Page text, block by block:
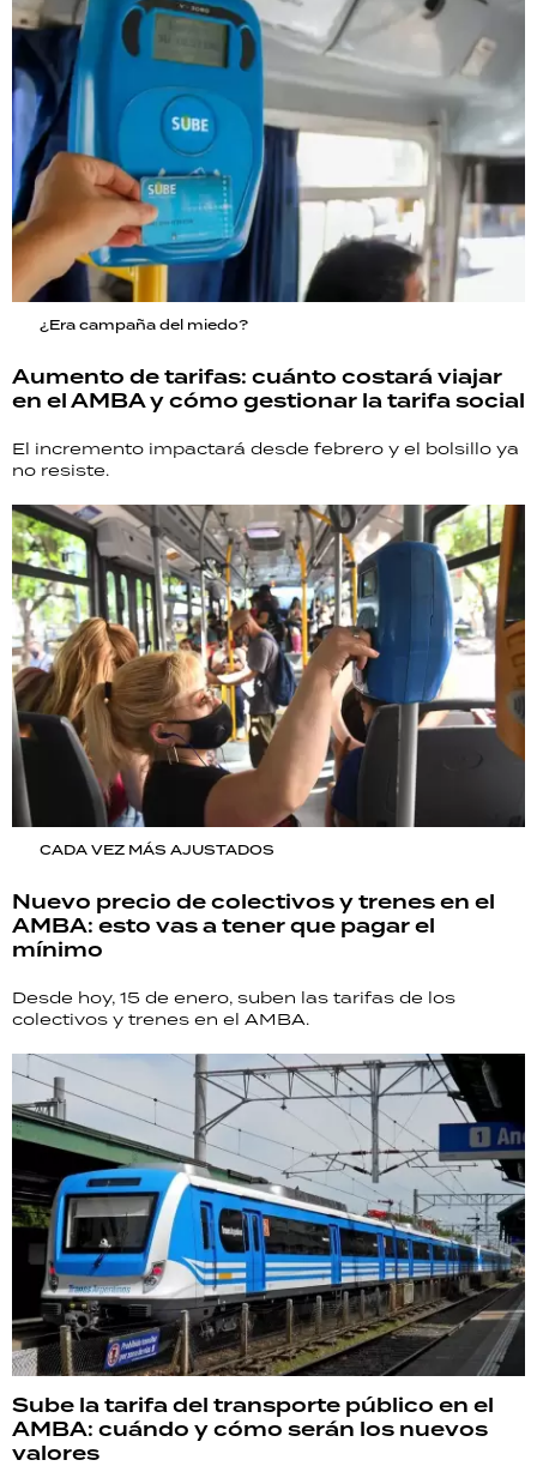
¿Era campaña del miedo?
Aumento de tarifas: cuánto costará viajar
en el AMBA y cómo gestionar la tarifa social
El incremento impactará desde febrero y el bolsillo ya
no resiste.
CADA VEZ MÁS AJUSTADOS
Nuevo precio de colectivos y trenes en el
AMBA: esto vas a tener que pagar el
mínimo
Desde hoy, 15 de enero, suben las tarifas de los
colectivos y trenes en el AMBA.
Sube la tarifa del transporte público en el
AMBA: cuándo y cómo serán los nuevos
valores